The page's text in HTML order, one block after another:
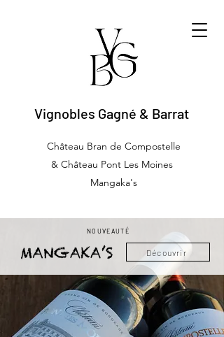
Vignobles Gagné & Barrat
Château Bran de Compostelle
& Château Pont Les Moines
Mangaka's
NOUVEAUTÉ
Découvrir